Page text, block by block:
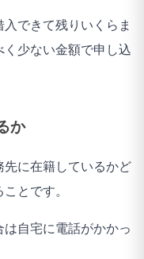
できて残りいくらま
少ない金額で申し込
か
に在籍しているかど
とです。
自宅に電話がかかっ